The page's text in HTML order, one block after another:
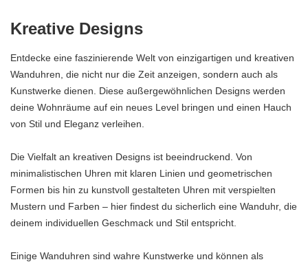
Kreative Designs
Entdecke eine faszinierende Welt von einzigartigen und kreativen
Wanduhren, die nicht nur die Zeit anzeigen, sondern auch als
Kunstwerke dienen. Diese außergewöhnlichen Designs werden
deine Wohnräume auf ein neues Level bringen und einen Hauch
von Stil und Eleganz verleihen.
Die Vielfalt an kreativen Designs ist beeindruckend. Von
minimalistischen Uhren mit klaren Linien und geometrischen
Formen bis hin zu kunstvoll gestalteten Uhren mit verspielten
Mustern und Farben – hier findest du sicherlich eine Wanduhr, die
deinem individuellen Geschmack und Stil entspricht.
Einige Wanduhren sind wahre Kunstwerke und können als